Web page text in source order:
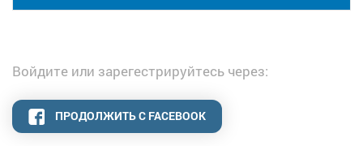
Войдите или зарегестрируйтесь через:
ПРОДОЛЖИТЬ С FACEBOOK